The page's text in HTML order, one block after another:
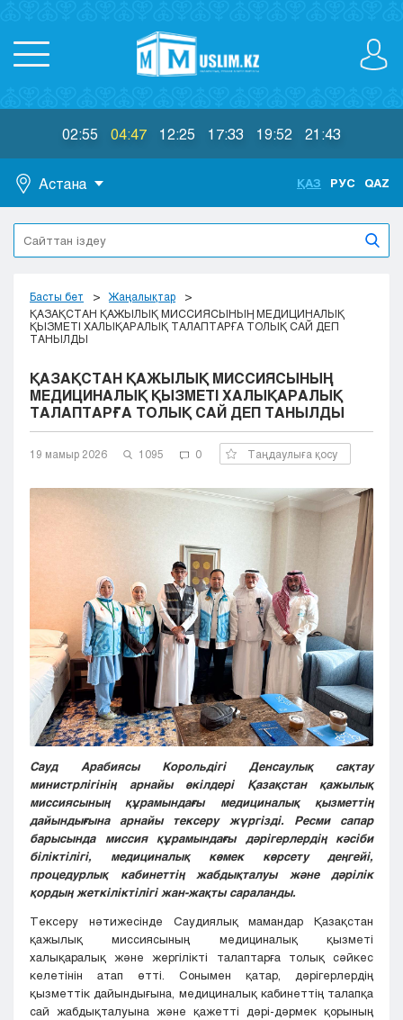
02:55 04:47 12:25 17:33 19:52 21:43
Астана
Астана
Алматы
Актобе
Атырау
Жезказган
Кокшетау
Костанай
Кызылорда
Петропавловск
Семей
Усть-Каменогорск
Шымкент
ҚАЗ РУС QAZ
Басты бет
Жаңалықтар
ҚАЗАҚСТАН ҚАЖЫЛЫҚ МИССИЯСЫНЫҢ МЕДИЦИНАЛЫҚ
ҚЫЗМЕТІ ХАЛЫҚАРАЛЫҚ ТАЛАПТАРҒА ТОЛЫҚ САЙ ДЕП
ТАНЫЛДЫ
ҚАЗАҚСТАН ҚАЖЫЛЫҚ МИССИЯСЫНЫҢ
МЕДИЦИНАЛЫҚ ҚЫЗМЕТІ ХАЛЫҚАРАЛЫҚ
ТАЛАПТАРҒА ТОЛЫҚ САЙ ДЕП ТАНЫЛДЫ
19 мамыр 2026 1095 0 Таңдаулыға қосу
Сауд Арабиясы Корольдігі Денсаулық сақтау
министрлігінің арнайы өкілдері Қазақстан қажылық
миссиясының құрамындағы медициналық қызметтің
дайындығына арнайы тексеру жүргізді. Ресми сапар
барысында миссия құрамындағы дәрігерлердің кәсіби
біліктілігі, медициналық көмек көрсету деңгейі,
процедурлық кабинеттің жабдықталуы және дәрілік
қордың жеткіліктілігі жан-жақты сараланды.
Тексеру нәтижесінде Саудиялық мамандар Қазақстан
қажылық миссиясының медициналық қызметі
халықаралық және жергілікті талаптарға толық сәйкес
келетінін атап өтті. Сонымен қатар, дәрігерлердің
қызметтік дайындығына, медициналық кабинеттің талапқа
сай жабдықталуына және қажетті дәрі-дәрмек қорының